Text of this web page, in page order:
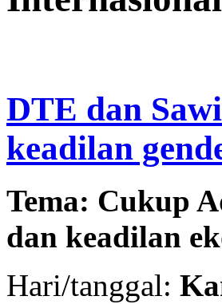
DTE dan
keadilan
Tema: Cukup
dan keadilan
Hari/tanggal: